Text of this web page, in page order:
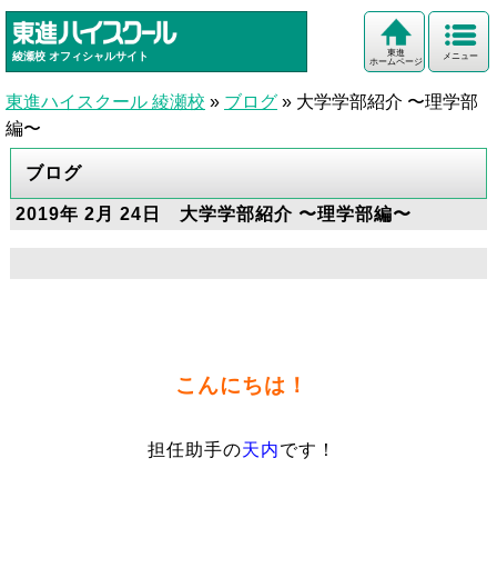
綾瀬校 オフィシャルサイト メニュー
東進
ホームページ
東進ハイスクール 綾瀬校 » ブログ » 大学学部紹介 〜理学部
編〜
ブログ
2019年 2月 24日 大学学部紹介 〜理学部編〜
こんにちは！
担任助手の天内です！